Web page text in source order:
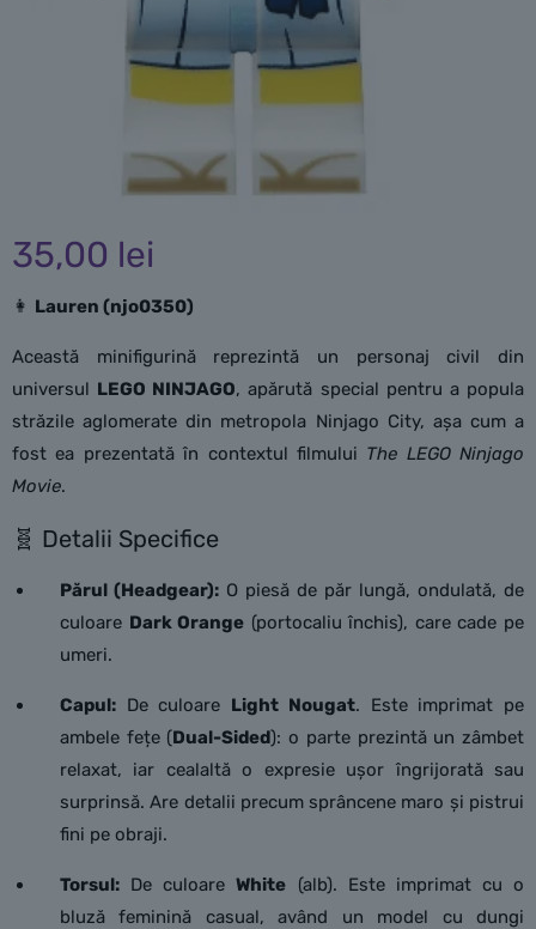
35,00 lei
👩 Lauren (njo0350)
Această minifigurină reprezintă un personaj civil din
universul LEGO NINJAGO, apărută special pentru a popula
străzile aglomerate din metropola Ninjago City, așa cum a
fost ea prezentată în contextul filmului The LEGO Ninjago
Movie.
🧬 Detalii Specifice
Părul (Headgear): O piesă de păr lungă, ondulată, de
culoare Dark Orange (portocaliu închis), care cade pe
umeri.
Capul: De culoare Light Nougat. Este imprimat pe
ambele fețe (Dual-Sided): o parte prezintă un zâmbet
relaxat, iar cealaltă o expresie ușor îngrijorată sau
surprinsă. Are detalii precum sprâncene maro și pistrui
fini pe obraji.
Torsul: De culoareWhite (alb). Este imprimat cu o
bluză feminină casual, având un model cu dungi